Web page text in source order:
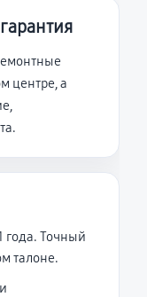
центре, а
Точный
талоне.